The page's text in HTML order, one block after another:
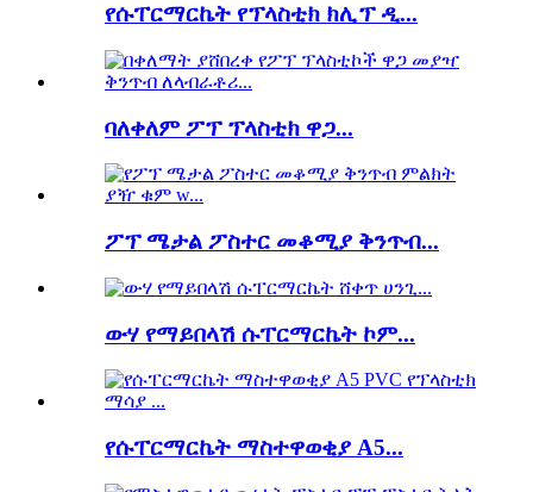
የሱፐርማርኬት የፕላስቲክ ክሊፕ ዲ...
ባለቀለም ፖፕ ፕላስቲክ ዋጋ...
ፖፕ ሜታል ፖስተር መቆሚያ ቅንጥብ...
ውሃ የማይበላሽ ሱፐርማርኬት ኮም...
የሱፐርማርኬት ማስተዋወቂያ A5...